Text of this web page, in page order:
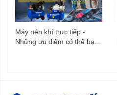
Máy nén khí trực tiếp -
Những ưu điểm có thể bạn